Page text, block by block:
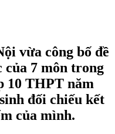
vừa công bố đề
của 7 môn trong
10 THPT năm
đối chiếu kết
của mình.